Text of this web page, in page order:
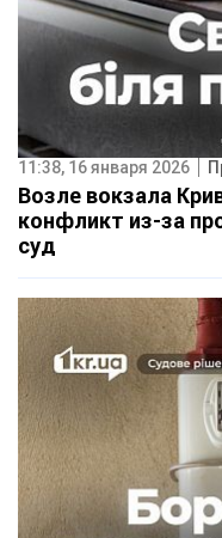
11:38, 16 января 2026
Возле вокзала
конфликт из-за
суд